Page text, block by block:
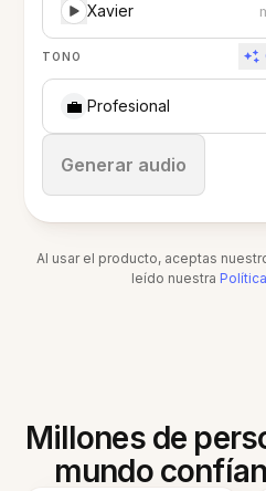
Xavier
TONO
💼 Profesional
Generar audio
Detener
Al usar el producto, aceptas
leído nuestra
Millones de
mundo